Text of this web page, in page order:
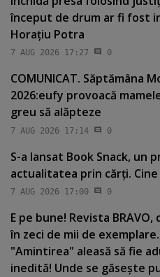
început de drum ar fi fost
Horaţiu Potra
7 AUG 2026 17:27 0
COMUNICAT. Săptămâna
2026:eufy provoacă
greu să alăpteze
7 AUG 2026 17:14 0
S-a lansat Book Snack, un
actualitatea prin cărţi.
7 AUG 2026 17:00 0
E pe bune! Revista
în zeci de mii de
"Amintirea" aleasă să fie
inedită! Unde se găseşte